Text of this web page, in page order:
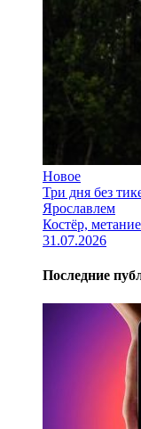
Новое
Три дня без
Ярославлем
Костёр,
31.07.2026
Последние